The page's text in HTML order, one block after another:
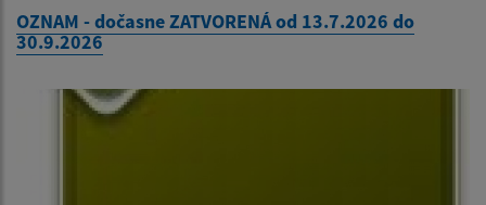
OZNAM - dočasne ZATVORENÁ od 13.7.2026 do
30.9.2026